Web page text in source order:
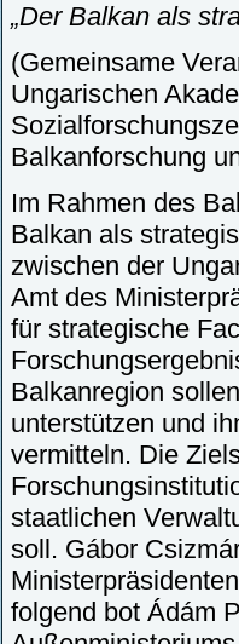
„Der Balkan als
(Gemeinsame
Ungarischen
Balkanforschung
Im Rahmen des
Balkan als
zwischen der
Amt des
für strategische
Balkanregion
unterstützen und
vermitteln. Die
staatlichen
soll. Gábor
folgend bot Ádám